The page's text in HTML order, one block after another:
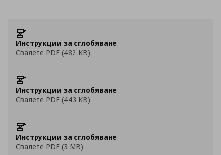
Инструкции за сглобяване
Свалете PDF (482 KB)
Инструкции за сглобяване
Свалете PDF (443 KB)
Инструкции за сглобяване
Свалете PDF (3 MB)